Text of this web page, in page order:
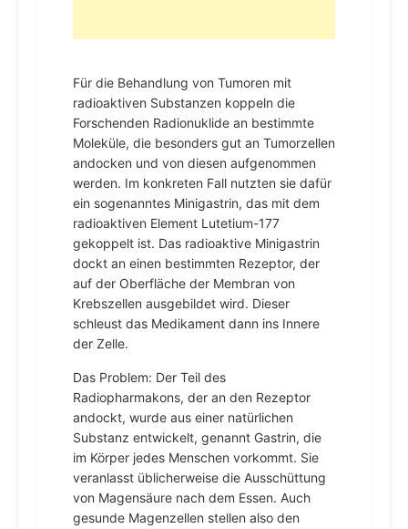
Für die Behandlung von Tumoren mit
radioaktiven Substanzen koppeln die
Forschenden Radionuklide an bestimmte
Moleküle, die besonders gut an Tumorzellen
andocken und von diesen aufgenommen
werden. Im konkreten Fall nutzten sie dafür
ein sogenanntes Minigastrin, das mit dem
radioaktiven Element Lutetium-177
gekoppelt ist. Das radioaktive Minigastrin
dockt an einen bestimmten Rezeptor, der
auf der Oberfläche der Membran von
Krebszellen ausgebildet wird. Dieser
schleust das Medikament dann ins Innere
der Zelle.
Das Problem: Der Teil des
Radiopharmakons, der an den Rezeptor
andockt, wurde aus einer natürlichen
Substanz entwickelt, genannt Gastrin, die
im Körper jedes Menschen vorkommt. Sie
veranlasst üblicherweise die Ausschüttung
von Magensäure nach dem Essen. Auch
gesunde Magenzellen stellen also den